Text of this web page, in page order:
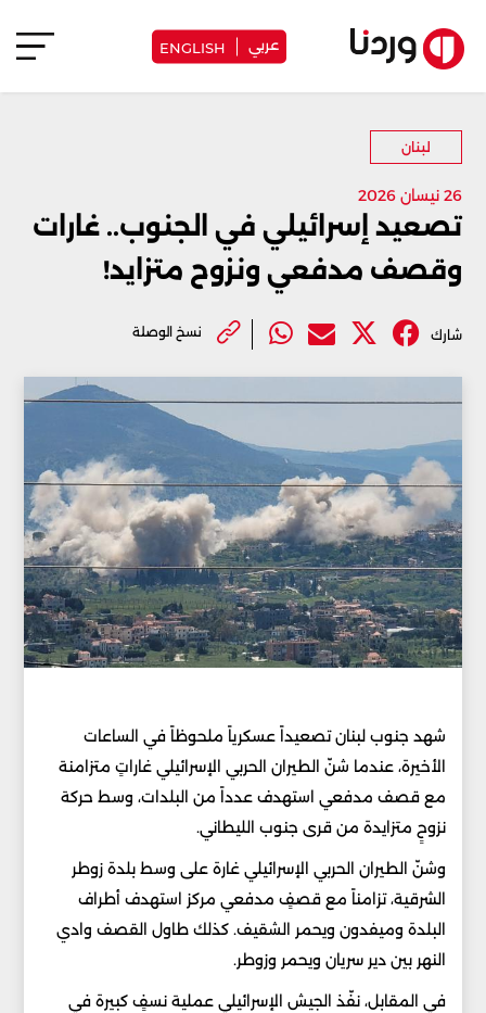
عربي ENGLISH
لبنان
26 نيسان 2026
تصعيد إسرائيلي في الجنوب.. غارات
وقصف مدفعي ونزوح متزايد!
شارك نسخ الوصلة
شهد جنوب لبنان تصعيداً عسكرياً ملحوظاً في الساعات
الأخيرة، عندما شنّ الطيران الحربي الإسرائيلي غاراتٍ متزامنة
مع قصف مدفعي استهدف عدداً من البلدات، وسط حركة
نزوحٍ متزايدة من قرى جنوب الليطاني.
وشنّ الطيران الحربي الإسرائيلي غارة على وسط بلدة زوطر
الشرقية، تزامناً مع قصفٍ مدفعي مركز استهدف أطراف
البلدة وميفدون ويحمر الشقيف. كذلك طاول القصف وادي
النهر بين دير سريان ويحمر وزوطر.
في المقابل، نفّذ الجيش الإسرائيلي عملية نسفٍ كبيرة في